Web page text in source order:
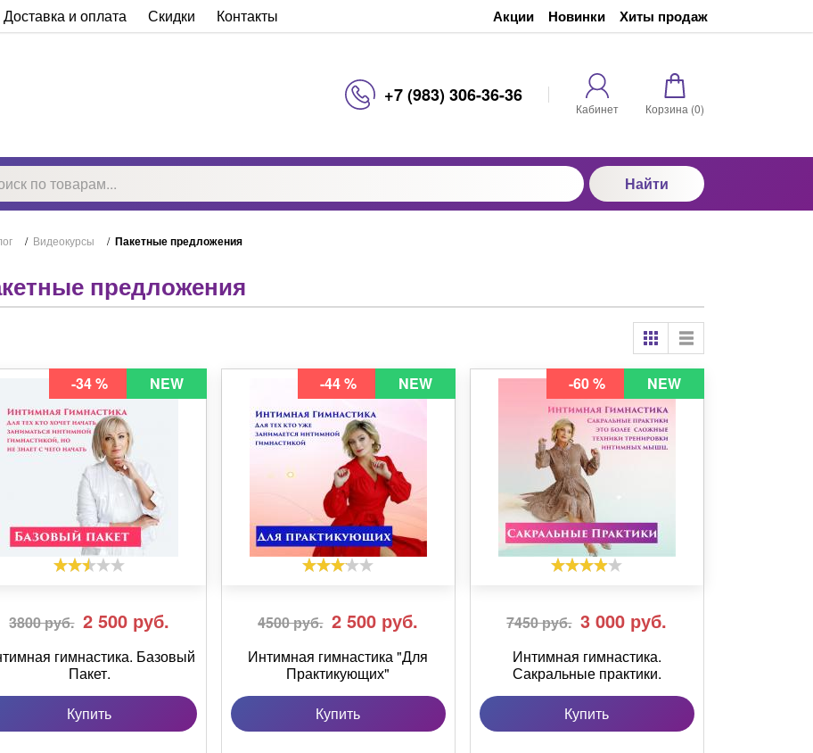
Доставка и оплата Скидки Контакты Акции Новинки Хиты продаж
+7 (983) 306-36-36
Кабинет Корзина (0)
Найти
/ Видеокурсы / Пакетные предложения
предложения
-34 % NEW
3800 руб. 2 500 руб.
гимнастика. Базовый
Пакет.
Купить
-44 % NEW
4500 руб. 2 500 руб.
Интимная гимнастика "Для
Практикующих"
Купить
-60 % NEW
7450 руб. 3 000 руб.
Интимная гимнастика.
Сакральные практики.
Купить